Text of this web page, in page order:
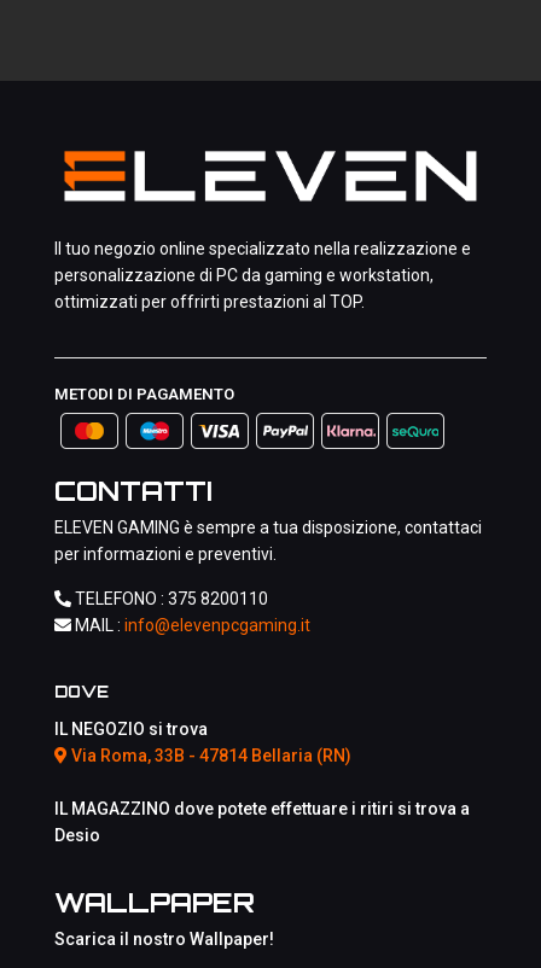
Il tuo negozio online specializzato nella realizzazione e
personalizzazione di PC da gaming e workstation,
ottimizzati per offrirti prestazioni al TOP.
METODI DI PAGAMENTO
CONTATTI
ELEVEN GAMING è sempre a tua disposizione, contattaci
per informazioni e preventivi.
TELEFONO : 375 8200110
MAIL : info@elevenpcgaming.it
DOVE
IL NEGOZIO si trova
Via Roma, 33B - 47814 Bellaria (RN)
IL MAGAZZINO dove potete effettuare i ritiri si trova a
Desio
WALLPAPER
Scarica il nostro Wallpaper!